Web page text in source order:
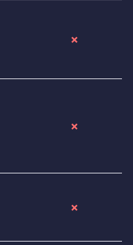
✗
✗
✗